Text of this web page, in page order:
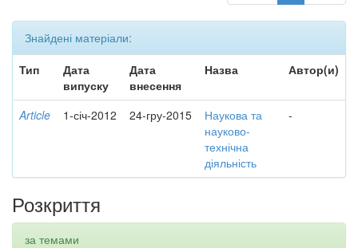
Знайдені матеріали:
Тип
Дата
випуску
Дата
внесення
Назва Автор(и)
Article 1-січ-2012 24-гру-2015
Наукова та
науково-
технічна
діяльність
-
Розкриття
за темами